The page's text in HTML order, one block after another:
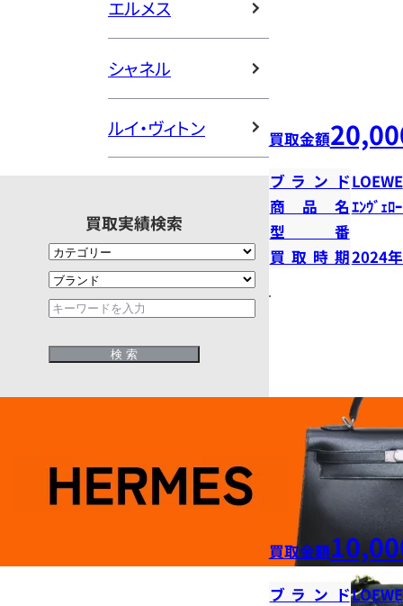
エルメス
シャネル
ルイ・ヴィトン
買取実績検索
買取金額
ブランドLOEWE
商品名ｴﾝｳﾞｪﾛ
型番
買取時期2024
買取金額
ブランドLOEWE